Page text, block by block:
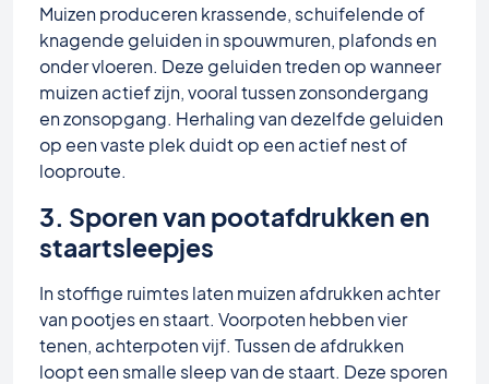
Muizen produceren krassende, schuifelende of
knagende geluiden in spouwmuren, plafonds en
onder vloeren. Deze geluiden treden op wanneer
muizen actief zijn, vooral tussen zonsondergang
en zonsopgang. Herhaling van dezelfde geluiden
op een vaste plek duidt op een actief nest of
looproute.
3. Sporen van pootafdrukken en
staartsleepjes
In stoffige ruimtes laten muizen afdrukken achter
van pootjes en staart. Voorpoten hebben vier
tenen, achterpoten vijf. Tussen de afdrukken
loopt een smalle sleep van de staart. Deze sporen